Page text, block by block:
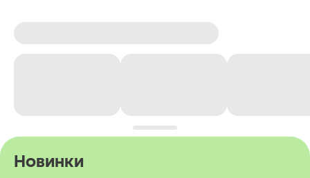
Новинки